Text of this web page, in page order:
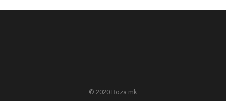
© 2020 Boza.mk